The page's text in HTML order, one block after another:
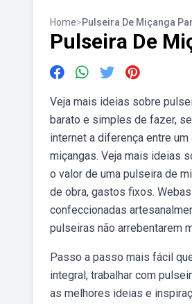
Home>Pulseira De Miçanga
Pulseira De
Veja mais ideias sobre
barato e simples de fazer,
internet a diferença entre
miçangas. Veja mais ideias
o valor de uma pulseira de
de obra, gastos fixos.
confeccionadas
pulseiras não arrebentarem
Passo a passo mais fácil
integral, trabalhar com
as melhores ideias e